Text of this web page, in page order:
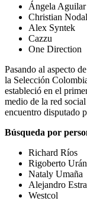
Ángela Aguilar
Christian Nodal
Alex Syntek
Cazzu
One Direction
Pasando al aspecto
la Selección
estableció en el
medio de la red
encuentro disputado
Búsqueda por
Richard Ríos
Rigoberto Urán
Nataly Umaña
Alejandro
Westcol